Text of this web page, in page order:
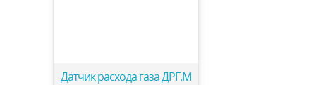
Датчик расхода газа ДРГ.М